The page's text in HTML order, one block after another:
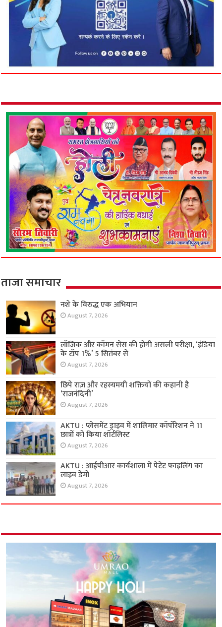
ताजा समाचार
नशे के विरुद्ध एक अभियान
August 7, 2026
लॉजिक और कॉमन सेंस की होगी असली परीक्षा, ‘इंडिया
के टॉप 1%’ 5 सितंबर से
August 7, 2026
छिपे राज़ और रहस्यमयी शक्तियों की कहानी है
‘राजनंदिनी’
August 7, 2026
AKTU : प्लेसमेंट ड्राइव में शालिमार कॉर्पोरेशन ने 11
छात्रों को किया शॉर्टलिस्ट
August 7, 2026
AKTU : आईपीआर कार्यशाला में पेटेंट फाइलिंग का
लाइव डेमो
August 7, 2026